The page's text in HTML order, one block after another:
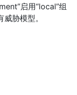
启用“local”组
胁模型。